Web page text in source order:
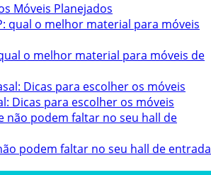
Móveis Planejados
o melhor material para móveis de
Dicas para escolher os móveis
podem faltar no seu hall de entrada